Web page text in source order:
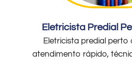
Eletricista Predial
Eletricista predial perto
atendimento rápido,